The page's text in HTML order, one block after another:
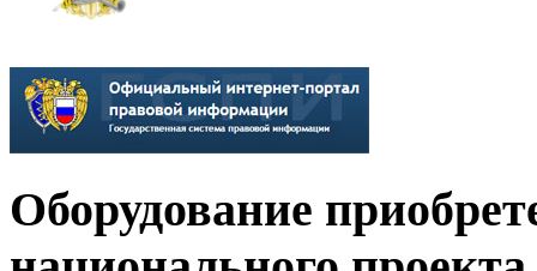
Оборудование
национального